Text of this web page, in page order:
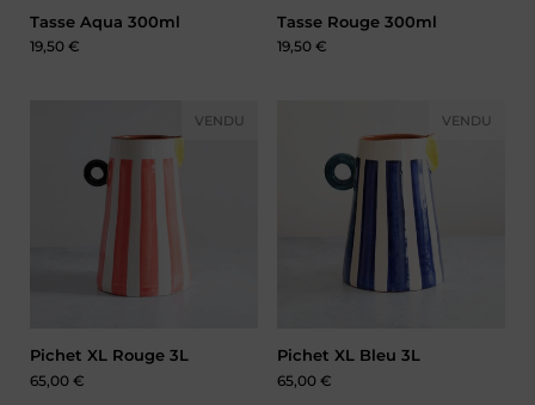
Tasse Aqua 300ml
Prix :
19,50 €
Tasse Rouge 300ml
Prix :
19,50 €
Pichet XL Rouge 3L
Prix :
65,00 €
VENDU
Pichet XL Bleu 3L
Prix :
65,00 €
VENDU